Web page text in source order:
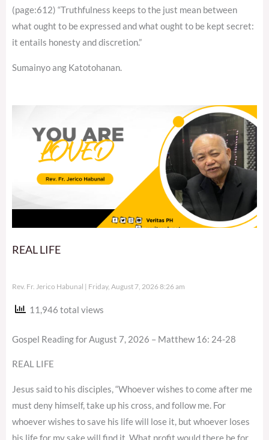
(page:612) “Truthfulness keeps to the just mean between
what ought to be expressed and what ought to be kept secret:
it entails honesty and discretion.”
Sumainyo ang Katotohanan.
REAL LIFE
Rev. Fr. Jerico Habunal Friday, August 7, 2026 8:26 am
11,946 total views
Gospel Reading for August 7, 2026 – Matthew 16: 24-28
REAL LIFE
Jesus said to his disciples, “Whoever wishes to come after me
must deny himself, take up his cross, and follow me. For
whoever wishes to save his life will lose it, but whoever loses
his life for my sake will find it. What profit would there be for